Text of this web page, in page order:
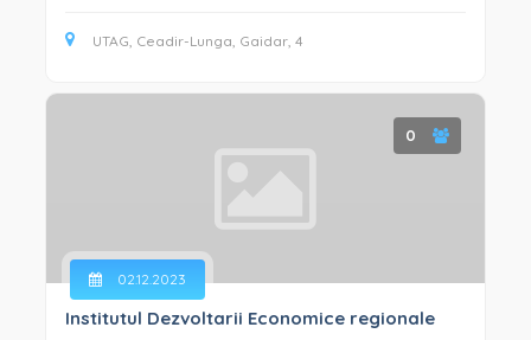
UTAG, Ceadir-Lunga, Gaidar, 4
0
02.12.2023
Institutul Dezvoltarii Economice regionale